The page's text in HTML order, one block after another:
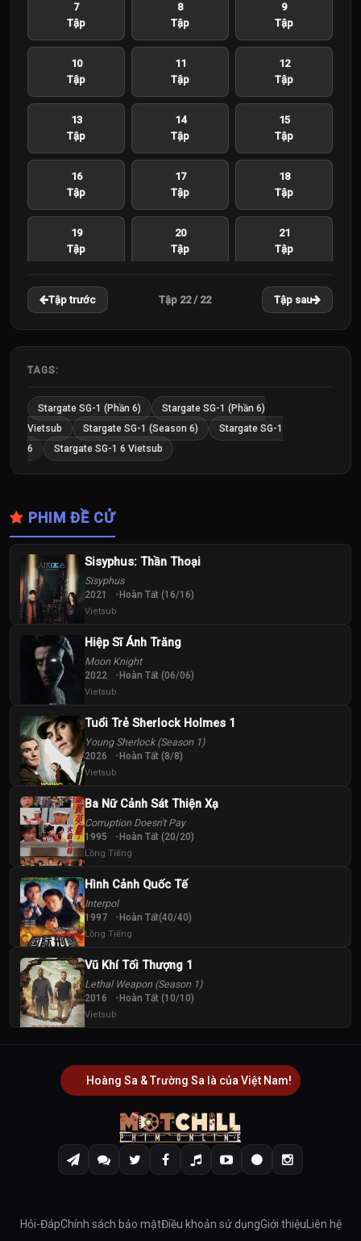
7
Tập
8
Tập
9
Tập
10
Tập
11
Tập
12
Tập
13
Tập
14
Tập
15
Tập
16
Tập
17
Tập
18
Tập
19
Tập
20
Tập
21
Tập
22
Tập
Tập trước Tập 22 / 22 Tập sau
TAGS:
Stargate SG-1 (Phần 6)
Stargate SG-1 (Phần 6)
Vietsub
Stargate SG-1 (Season 6)
Stargate SG-1
6
Stargate SG-1 6 Vietsub
PHIM ĐỀ CỬ
Sisyphus: Thần Thoại
Sisyphus
2021 Hoàn Tất (16/16)
Vietsub
Hiệp Sĩ Ánh Trăng
Moon Knight
2022 Hoàn Tất (06/06)
Vietsub
Tuổi Trẻ Sherlock Holmes 1
Young Sherlock (Season 1)
2026 Hoàn Tất (8/8)
Vietsub
Ba Nữ Cảnh Sát Thiện Xạ
Corruption Doesn't Pay
1995 Hoàn Tất (20/20)
Lồng Tiếng
Hình Cảnh Quốc Tế
Interpol
1997 Hoàn Tất(40/40)
Lồng Tiếng
Vũ Khí Tối Thượng 1
Lethal Weapon (Season 1)
2016 Hoàn Tất (10/10)
Vietsub
Hoàng Sa & Trường Sa là của Việt Nam!
Hỏi-ĐápChính sách bảo mậtĐiều khoản sử dụngGiới thiệu Liên hệ